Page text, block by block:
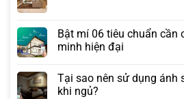
Bật mí 06 tiêu chuẩn cần
minh hiện đại
Tại sao nên sử dụng ánh
khi ngủ?